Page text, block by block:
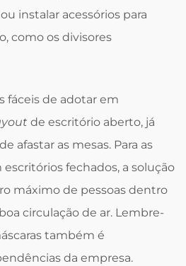
instalar acessórios para
como os divisores
fáceis de adotar em
de escritório aberto, já
afastar as mesas. Para as
fechados, a solução
máximo de pessoas dentro
circulação de ar. Lembre-
também é
da empresa.